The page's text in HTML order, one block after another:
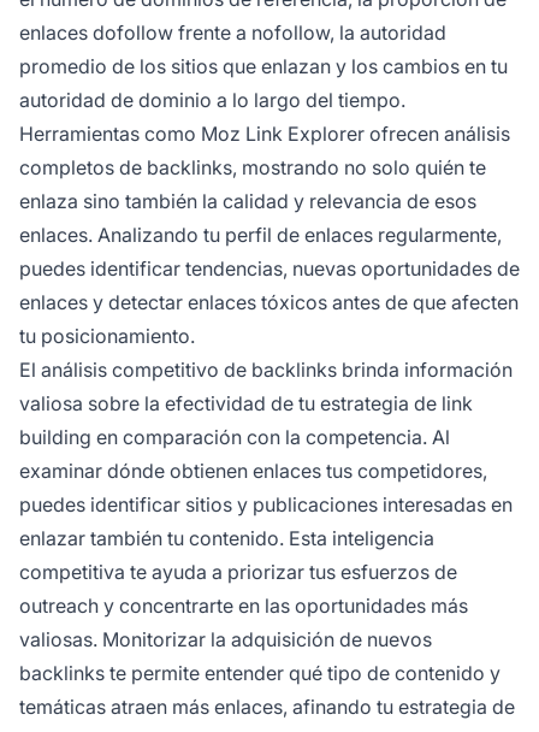
enlaces dofollow frente a nofollow, la autoridad
promedio de los sitios que enlazan y los cambios en tu
autoridad de dominio a lo largo del tiempo.
Herramientas como Moz Link Explorer ofrecen análisis
completos de backlinks, mostrando no solo quién te
enlaza sino también la calidad y relevancia de esos
enlaces. Analizando tu perfil de enlaces regularmente,
puedes identificar tendencias, nuevas oportunidades de
enlaces y detectar enlaces tóxicos antes de que afecten
tu posicionamiento.
El análisis competitivo de backlinks brinda información
valiosa sobre la efectividad de tu estrategia de link
building en comparación con la competencia. Al
examinar dónde obtienen enlaces tus competidores,
puedes identificar sitios y publicaciones interesadas en
enlazar también tu contenido. Esta inteligencia
competitiva te ayuda a priorizar tus esfuerzos de
outreach y concentrarte en las oportunidades más
valiosas. Monitorizar la adquisición de nuevos
backlinks te permite entender qué tipo de contenido y
temáticas atraen más enlaces, afinando tu estrategia de